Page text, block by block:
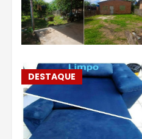
DESTAQUE